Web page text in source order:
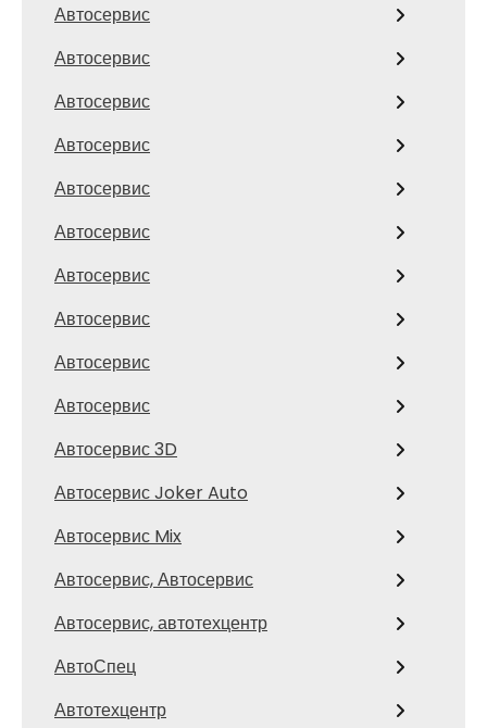
Автосервис
Автосервис
Автосервис
Автосервис
Автосервис
Автосервис
Автосервис
Автосервис
Автосервис
Автосервис
Автосервис 3D
Автосервис Joker Auto
Автосервис Mix
Автосервис, Автосервис
Автосервис, автотехцентр
АвтоСпец
Автотехцентр